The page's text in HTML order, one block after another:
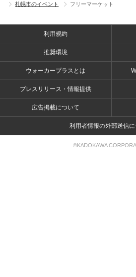
札幌市のイベント
フリーマーケット
利用規約
推奨環境
ウォーカープラスとは
プレスリリース・情報提供
広告掲載について
利用者情報の外部送信に
©KADOKAWA